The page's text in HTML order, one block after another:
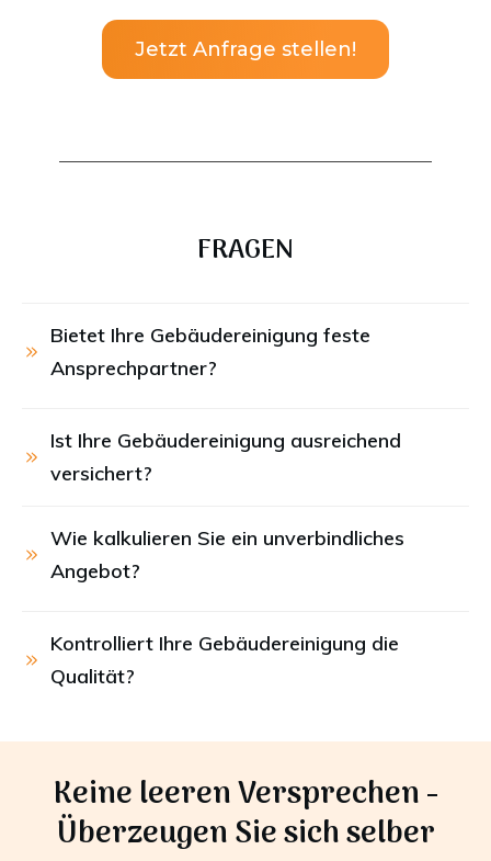
Jetzt Anfrage stellen!
FRAGEN
Bietet Ihre Gebäudereinigung feste
Ansprechpartner?
Ist Ihre Gebäudereinigung ausreichend
versichert?
Wie kalkulieren Sie ein unverbindliches
Angebot?
Kontrolliert Ihre Gebäudereinigung die
Qualität?
Keine leeren Versprechen -
Überzeugen Sie sich selber